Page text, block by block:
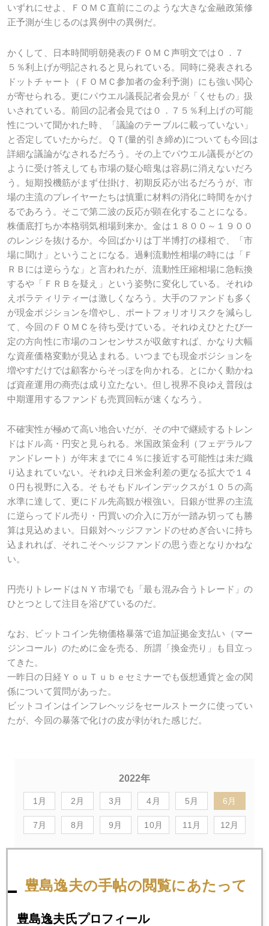
いずれにせよ、ＦＯＭＣ直前にこのような大きな金融政策修
正予測が生じるのは異例中の異例だ。
かくして、日本時間明朝発表のＦＯＭＣ声明文では０．７
５％利上げが明記されると見られている。同時に発表される
ドットチャート（ＦＯＭＣ参加者の金利予測）にも強い関心
が寄せられる。更にパウエル議長記者会見が「くせもの」扱
いされている。前回の記者会見では０．７５％利上げの可能
性について聞かれた時、「議論のテーブルに載っていない」
と否定していたからだ。ＱＴ (量的引き締め)についても今回は
詳細な議論がなされるだろう。その上でパウエル議長がどの
ように受け答えしても市場の疑心暗鬼は容易に消えないだろ
う。短期投機筋がまず仕掛け、初期反応が出るだろうが、市
場の主流のプレイヤーたちは慎重に材料の消化に時間をかけ
るであろう。そこで第二波の反応が顕在化することになる。
株価底打ちか本格弱気相場到来か。金は１８００～１９００
のレンジを抜けるか。今回ばかりは丁半博打の様相で、「市
場に聞け」ということになる。過剰流動性相場の時には「Ｆ
ＲＢには逆らうな」と言われたが、流動性圧縮相場に急転換
するや「ＦＲＢを疑え」という姿勢に変化している。それゆ
えボラティリティーは激しくなろう。大手のファンドも多く
が現金ポジションを増やし、ポートフォリオリスクを減らし
て、今回のＦＯＭＣを待ち受けている。それゆえひとたび一
定の方向性に市場のコンセンサスが収斂すれば、かなり大幅
な資産価格変動が見込まれる。いつまでも現金ポジションを
増やすだけでは顧客からそっぽを向かれる。とにかく動かね
ば資産運用の商売は成り立たない。但し視界不良ゆえ普段は
中期運用するファンドも売買回転が速くなろう。
不確実性が極めて高い地合いだが、その中で継続するトレン
ドはドル高・円安と見られる。米国政策金利（フェデラルフ
ァンドレート）が年末までに４％に接近する可能性は未だ織
り込まれていない。それゆえ日米金利差の更なる拡大で１４
０円も視野に入る。そもそもドルインデックスが１０５の高
水準に達して、更にドル先高観が根強い。日銀が世界の主流
に逆らってドル売り・円買いの介入に万が一踏み切っても勝
算は見込めまい。日銀対ヘッジファンドのせめぎ合いに持ち
込まれれば、それこそヘッジファンドの思う壺となりかねな
い。
円売りトレードはＮＹ市場でも「最も混み合うトレード」の
ひとつとして注目を浴びているのだ。
なお、ビットコイン先物価格暴落で追加証拠金支払い（マー
ジンコール）のために金を売る、所謂「換金売り」も目立っ
てきた。
一昨日の日経ＹｏｕＴｕｂｅセミナーでも仮想通貨と金の関
係について質問があった。
ビットコインはインフレヘッジをセールストークに使ってい
たが、今回の暴落で化けの皮が剥がれた感じだ。
2022年
1月 2月 3月 4月 5月 6月
7月 8月 9月 10月 11月 12月
ＥＣＢ中央銀行フォーラム、黒田総裁不参加の影響
豊島逸夫の手帖の閲覧にあたって
豊島逸夫氏プロフィール